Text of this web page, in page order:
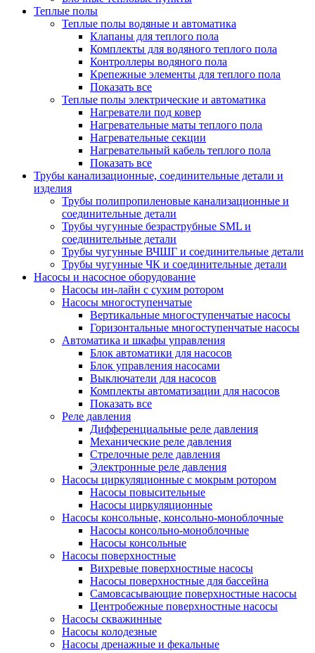
Теплые полы
Теплые полы водяные и автоматика
Клапаны для теплого пола
Комплекты для водяного теплого пола
Контроллеры водяного пола
Крепежные элементы для теплого пола
Показать все
Теплые полы электрические и автоматика
Нагреватели под ковер
Нагревательные маты теплого пола
Нагревательные секции
Нагревательный кабель теплого пола
Показать все
Трубы канализационные, соединительные детали и
изделия
Трубы полипропиленовые канализационные и
соединительные детали
Трубы чугунные безраструбные SML и
соединительные детали
Трубы чугунные ВЧШГ и соединительные детали
Трубы чугунные ЧК и соединительные детали
Насосы и насосное оборудование
Насосы ин-лайн с сухим ротором
Насосы многоступенчатые
Вертикальные многоступенчатые насосы
Горизонтальные многоступенчатые насосы
Автоматика и шкафы управления
Блок автоматики для насосов
Блок управления насосами
Выключатели для насосов
Комплекты автоматизации для насосов
Показать все
Реле давления
Дифференциальные реле давления
Механические реле давления
Стрелочные реле давления
Электронные реле давления
Насосы циркуляционные с мокрым ротором
Насосы повысительные
Насосы циркуляционные
Насосы консольные, консольно-моноблочные
Насосы консольно-моноблочные
Насосы консольные
Насосы поверхностные
Вихревые поверхностные насосы
Насосы поверхностные для бассейна
Самовсасывающие поверхностные насосы
Центробежные поверхностные насосы
Насосы скважинные
Насосы колодезные
Насосы дренажные и фекальные